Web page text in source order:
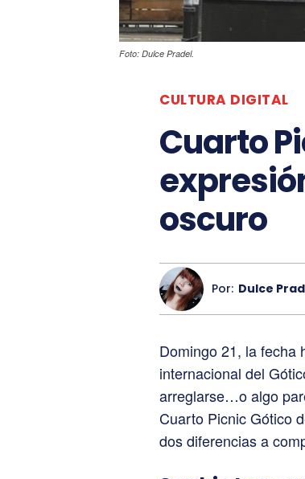
Foto: Dulce Pradel.
CULTURA DIGITAL
Cuarto
oscuro
Por: Dulce
Domingo 21, la fecha
internacional del
arreglarse…o algo
Cuarto Picnic Gótico
dos diferencias a